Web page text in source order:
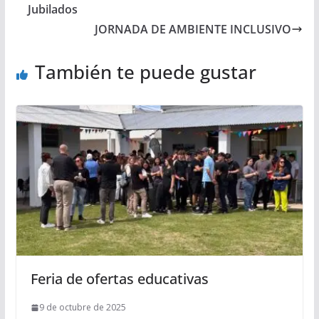
Jubilados
JORNADA DE AMBIENTE INCLUSIVO
También te puede gustar
Feria de ofertas educativas
9 de octubre de 2025